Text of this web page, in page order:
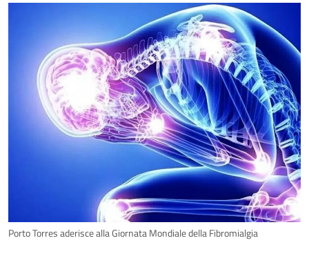
Porto Torres aderisce alla Giornata Mondiale della Fibromialgia